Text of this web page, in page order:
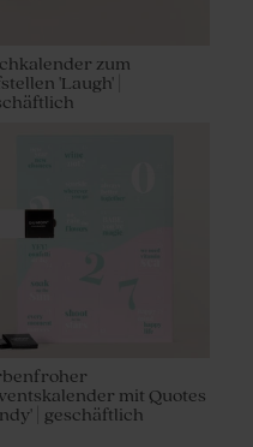
zum
'Laugh' |
mit Quotes
| geschäftlich